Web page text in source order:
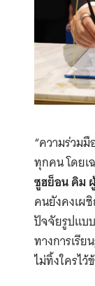
“ความร่วม
ทุกคน โดยเ
ซูฮย็อน คิม
คนยังคงเผ
ปัจจัยรูปแบ
ทางการเรี
ไม่ทิ้งใครไว้